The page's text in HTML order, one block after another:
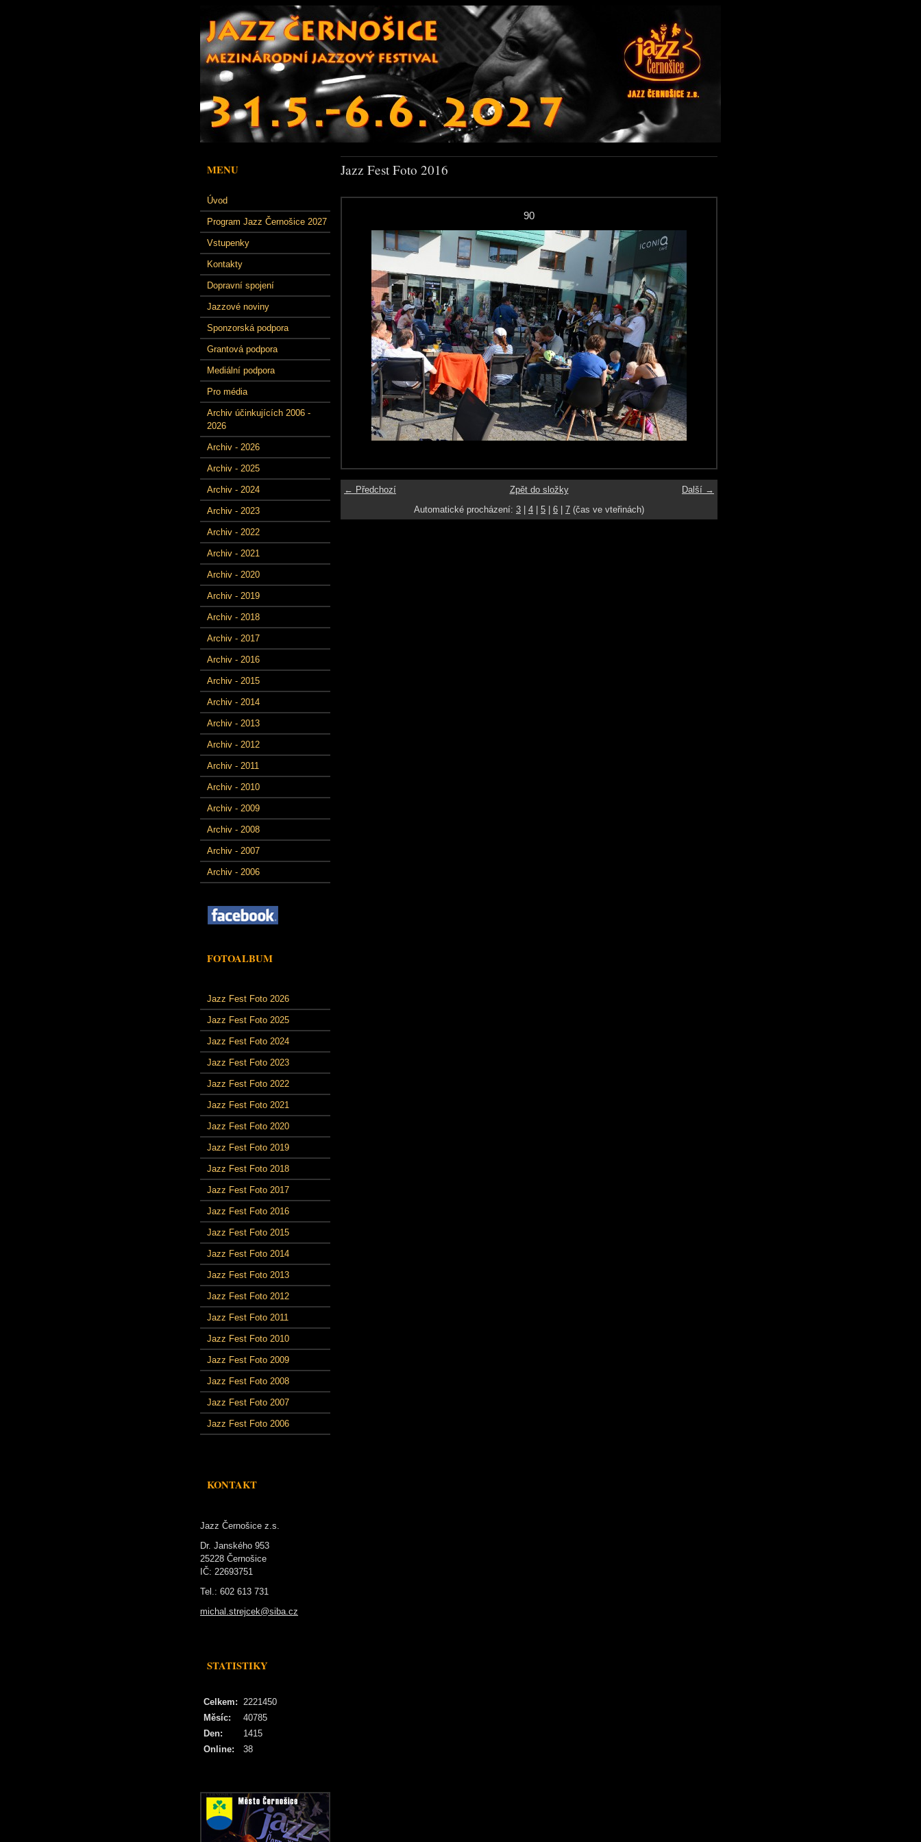
MENU
Úvod
Program Jazz Černošice 2027
Vstupenky
Kontakty
Dopravní spojení
Jazzové noviny
Sponzorská podpora
Grantová podpora
Mediální podpora
Pro média
Archiv účinkujících 2006 -
2026
Archiv - 2026
Archiv - 2025
Archiv - 2024
Archiv - 2023
Archiv - 2022
Archiv - 2021
Archiv - 2020
Archiv - 2019
Archiv - 2018
Archiv - 2017
Archiv - 2016
Archiv - 2015
Archiv - 2014
Archiv - 2013
Archiv - 2012
Archiv - 2011
Archiv - 2010
Archiv - 2009
Archiv - 2008
Archiv - 2007
Archiv - 2006
FOTOALBUM
Jazz Fest Foto 2026
Jazz Fest Foto 2025
Jazz Fest Foto 2024
Jazz Fest Foto 2023
Jazz Fest Foto 2022
Jazz Fest Foto 2021
Jazz Fest Foto 2020
Jazz Fest Foto 2019
Jazz Fest Foto 2018
Jazz Fest Foto 2017
Jazz Fest Foto 2016
Jazz Fest Foto 2015
Jazz Fest Foto 2014
Jazz Fest Foto 2013
Jazz Fest Foto 2012
Jazz Fest Foto 2011
Jazz Fest Foto 2010
Jazz Fest Foto 2009
Jazz Fest Foto 2008
Jazz Fest Foto 2007
Jazz Fest Foto 2006
KONTAKT
Jazz Černošice z.s.
Dr. Janského 953
25228 Černošice
IČ: 22693751
Tel.: 602 613 731
michal.strejcek@siba.cz
STATISTIKY
Online: 38
Celkem: 2221450
Měsíc:
40785
Den:
1415
Jazz Fest Foto 2016
90
← Předchozí Další →
Zpět do složky
Automatické procházení: 3 4 5 6 7 (čas ve vteřinách)